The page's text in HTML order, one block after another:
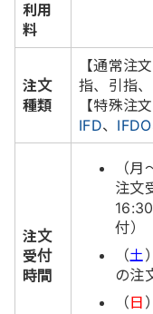
利用
料
注文
種類
【通常注文
指、引指
【特殊注文
IFD、 IFDO
注文
受付
時間
（
注文
付）
（土
の注
（日